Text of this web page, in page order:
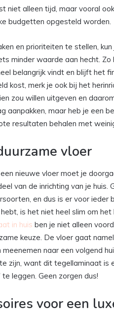
niet alleen tijd, maar vooral
budgetten opgesteld worden.
en prioriteiten te stellen,
minder waarde aan hecht.
belangrijk vindt en blijft het
kost, merk je ook bij het
zou willen uitgeven en
aanpakken, maar heb je een
resultaten behalen met
vloer
nieuwe vloer moet je
van de inrichting van je huis.
en dus is er voor ieder
is het niet heel slim om
in huis ben je niet alleen
keuze. De vloer gaat
naar een volgend
zijn, want dit tegellaminaat is
leggen. Geen zorgen dus!
voor een